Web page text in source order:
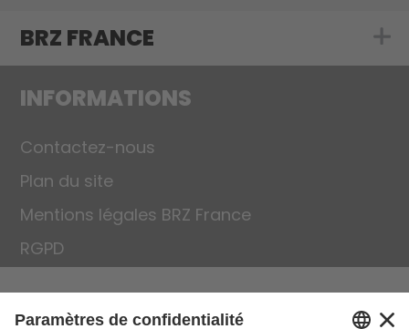
BRZ FRANCE Show
INFORMATIONS
Contactez-nous
Plan du site
Mentions légales BRZ France
RGPD